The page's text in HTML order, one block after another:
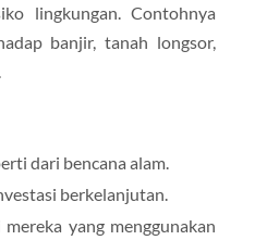
lingkungan. Contohnya
banjir, tanah longsor,
dari bencana alam.
berkelanjutan.
yang menggunakan